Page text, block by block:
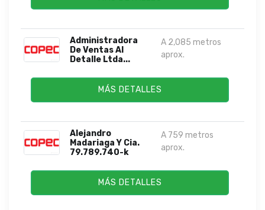
Administradora
De Ventas Al
Detalle Ltda...
A 2,085 metros
aprox.
MÁS DETALLES
Alejandro
Madariaga Y Cia.
79.789.740-k
A 759 metros
aprox.
MÁS DETALLES